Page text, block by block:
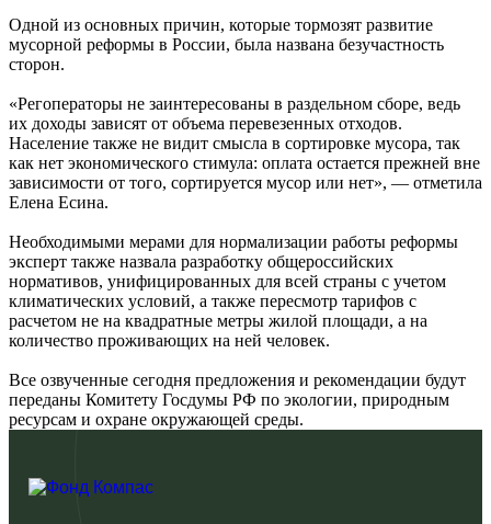
Одной из основных причин, которые тормозят развитие
мусорной реформы в России, была названа безучастность
сторон.
«Регоператоры не заинтересованы в раздельном сборе, ведь
их доходы зависят от объема перевезенных отходов.
Население также не видит смысла в сортировке мусора, так
как нет экономического стимула: оплата остается прежней вне
зависимости от того, сортируется мусор или нет», — отметила
Елена Есина.
Необходимыми мерами для нормализации работы реформы
эксперт также назвала разработку общероссийских
нормативов, унифицированных для всей страны с учетом
климатических условий, а также пересмотр тарифов с
расчетом не на квадратные метры жилой площади, а на
количество проживающих на ней человек.
Все озвученные сегодня предложения и рекомендации будут
переданы Комитету Госдумы РФ по экологии, природным
ресурсам и охране окружающей среды.